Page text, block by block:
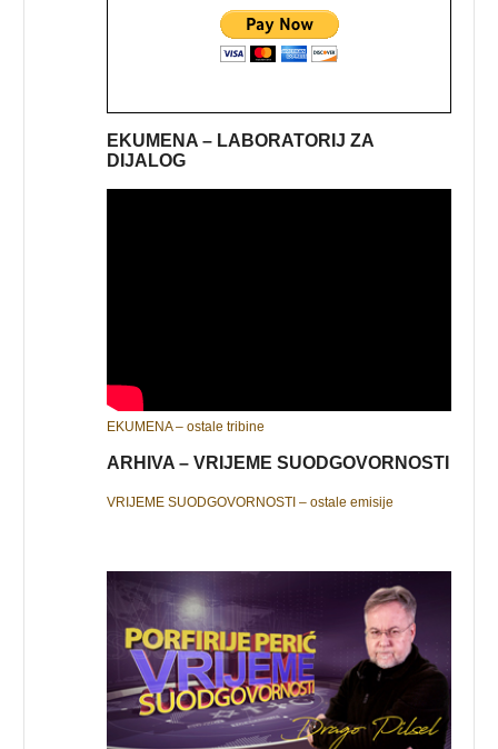
EKUMENA – LABORATORIJ ZA
DIJALOG
EKUMENA – ostale tribine
ARHIVA – VRIJEME SUODGOVORNOSTI
VRIJEME SUODGOVORNOSTI – ostale emisije